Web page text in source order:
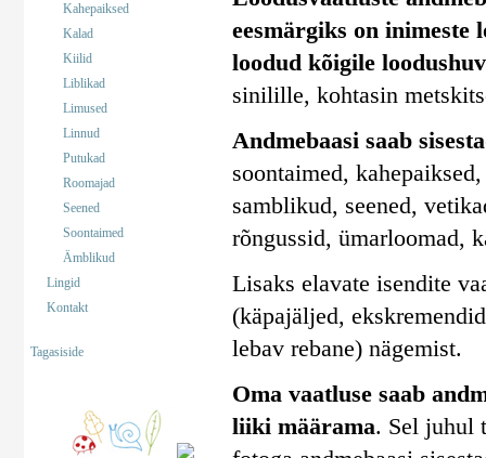
Kahepaiksed
Kalad
Kiilid
Liblikad
Limused
Linnud
Putukad
Roomajad
Seened
Soontaimed
Ämblikud
Lingid
Kontakt
Tagasiside
eesmärgiks on inimeste
loodud kõigile
sinilille, kohtasin
Andmebaasi saab
soontaimed,
samblikud, seened,
rõngussid, ümarloomad,
Lisaks elavate isendite
(käpajäljed,
lebav rebane) nägemist.
Oma vaatluse saab
liiki määrama. Sel juhul